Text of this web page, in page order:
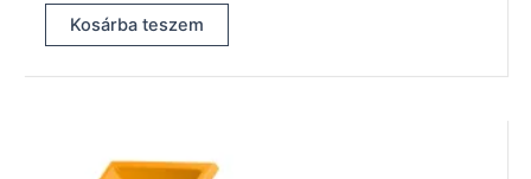
Kosárba teszem